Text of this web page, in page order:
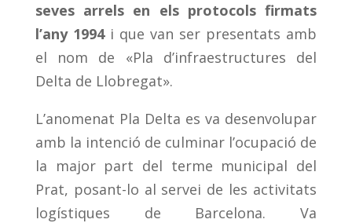
seves arrels en els protocols firmats
l’any 1994i que van ser presentats amb
el nom de «Pla d’infraestructures del
Delta de Llobregat».
L’anomenat Pla Delta es va desenvolupar
amb la intenció de culminar l’ocupació de
la major part del terme municipal del
Prat, posant-lo al servei de les activitats
logístiques de Barcelona.Va